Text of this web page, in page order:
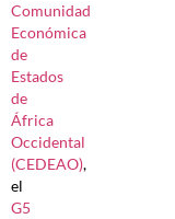
Comunidad
Económica
de
Estados
de
África
Occidental
(CEDEAO),
el
G5